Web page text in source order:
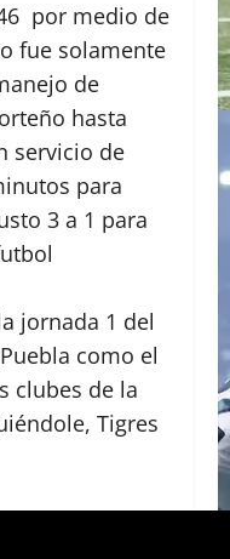
por medio de
fue solamente
de
hasta
servicio de
para
3 a 1 para
jornada 1 del
como el
clubes de la
Tigres